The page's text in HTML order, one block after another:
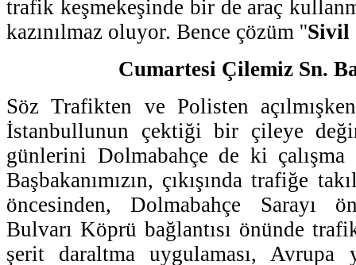
trafik keşmekeşinde bir de araç
kazınılmaz oluyor. Bence çözüm ''Sivil
Cumartesi Çilemiz Sn.
Söz Trafikten ve Polisten
İstanbullunun çektiği bir çileye
günlerini Dolmabahçe de ki
Başbakanımızın, çıkışında trafiğe
öncesinden, Dolmabahçe Sarayı
Bulvarı Köprü bağlantısı önünde
şerit daraltma uygulaması, Avrupa